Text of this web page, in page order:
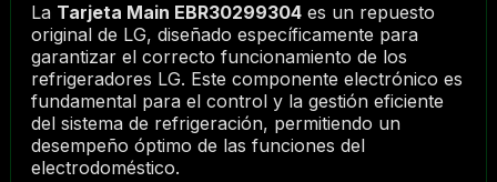
La Tarjeta Main EBR30299304es un repuesto
original de LG, diseñado específicamente para
garantizar el correcto funcionamiento de los
refrigeradores LG. Este componente electrónico es
fundamental para el control y la gestión eficiente
del sistema de refrigeración, permitiendo un
desempeño óptimo de las funciones del
electrodoméstico.